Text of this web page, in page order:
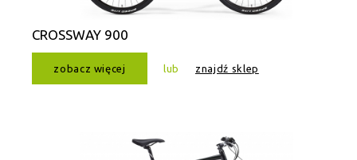
CROSSWAY 900
zobacz więcej lub znajdź sklep